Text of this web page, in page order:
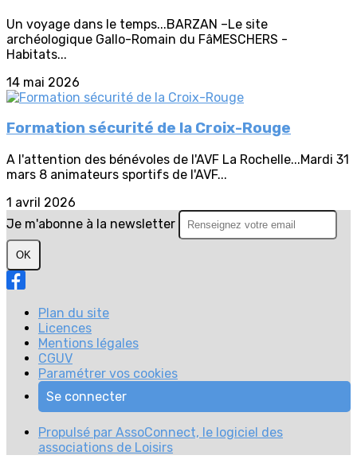
Un voyage dans le temps...BARZAN –Le site
archéologique Gallo-Romain du FâMESCHERS -
Habitats...
14 mai 2026
Formation sécurité de la Croix-Rouge
A l'attention des bénévoles de l'AVF La Rochelle...Mardi 31
mars 8 animateurs sportifs de l'AVF...
1 avril 2026
Je m'abonne à la newsletter
OK
Plan du site
Licences
Mentions légales
CGUV
Paramétrer vos cookies
Se connecter
Propulsé par AssoConnect, le logiciel des
associations de Loisirs